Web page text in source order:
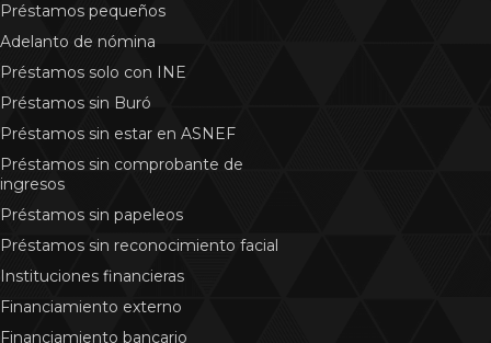
Préstamos pequeños
Adelanto de nómina
Préstamos solo con INE
Préstamos sin Buró
Préstamos sin estar en ASNEF
Préstamos sin comprobante de
ingresos
Préstamos sin papeleos
Préstamos sin reconocimiento facial
Instituciones financieras
Financiamiento externo
Financiamiento bancario